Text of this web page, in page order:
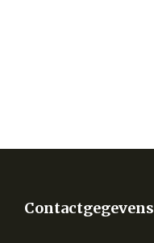
Contactgegevens